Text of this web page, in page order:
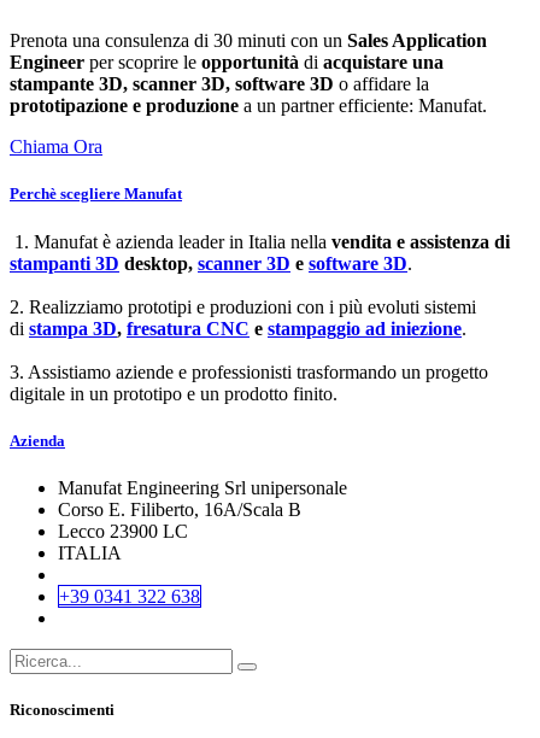
Prenota una consulenza di 30 minuti con un Sales Application
Engineer per scoprire le opportunità di acquistare una
stampante 3D, scanner 3D, software 3D o affidare la
prototipazione e produzione a un partner efficiente: Manufat.
Chiama Ora
Perchè scegliere Manufat
1. Manufat è azienda leader in Italia nella vendita e assistenza di
stampanti 3D desktop, scanner 3D e software 3D.
2. Realizziamo prototipi e produzioni con i più evoluti sistemi
di stampa 3D, fresatura CNC e stampaggio ad iniezione.
3. Assistiamo aziende e professionisti trasformando un progetto
digitale in un prototipo e un prodotto finito.
Azienda
Manufat Engineering Srl unipersonale
Corso E. Filiberto, 16A/Scala B
Lecco 23900 LC
ITALIA
+39 0341 322 638
Riconoscimenti